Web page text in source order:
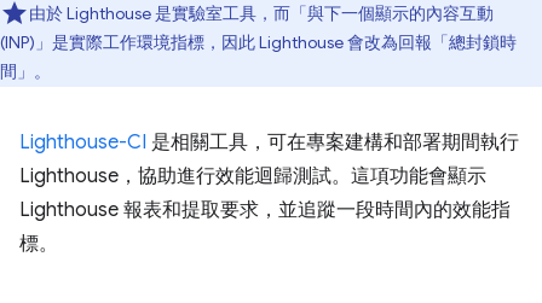
由於 Lighthouse 是實驗室工具，而「與下一個顯示的內容互動
(INP)」 是實際工作環境指標，因此 Lighthouse 會改為回報「總封鎖時
間」 。
Lighthouse-CI 是相關工具，可在專案建構和部署期間執行
Lighthouse，協助進行效能迴歸測試。這項功能會顯示
Lighthouse 報表和提取要求，並追蹤一段時間內的效能指
標。